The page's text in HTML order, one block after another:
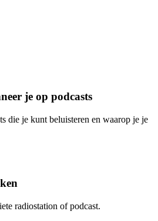
je op podcasts
die je kunt beluisteren en waarop je je
radiostation of podcast.